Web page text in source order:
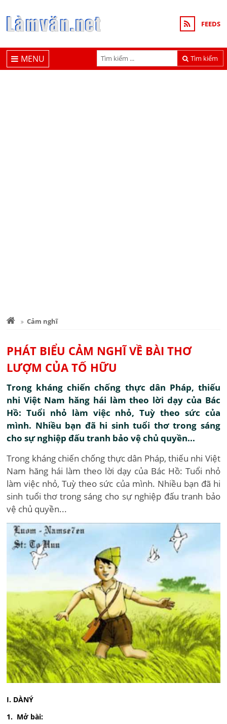
FEEDS
Tìm kiếm
MENU
Cảm nghĩ
PHÁT BIỂU CẢM NGHĨ VỀ BÀI THƠ
LƯỢM CỦA TỐ HỮU
Trong kháng chiến chống thực dân Pháp, thiếu
nhi Việt Nam hăng hái làm theo lời dạy của Bác
Hồ: Tuổi nhỏ làm việc nhỏ, Tuỳ theo sức của
mình. Nhiều bạn đã hi sinh tuổi thơ trong sáng
cho sự nghiệp đấu tranh bảo vệ chủ quyền...
Trong kháng chiến chống thực dân Pháp, thiếu nhi Việt
Nam hăng hái làm theo lời dạy của Bác Hồ: Tuổi nhỏ
làm việc nhỏ, Tuỳ theo sức của mình. Nhiều bạn đã hi
sinh tuổi thơ trong sáng cho sự nghiệp đấu tranh bảo
vệ chủ quyền...
I. DÀNÝ
1. Mở bài: